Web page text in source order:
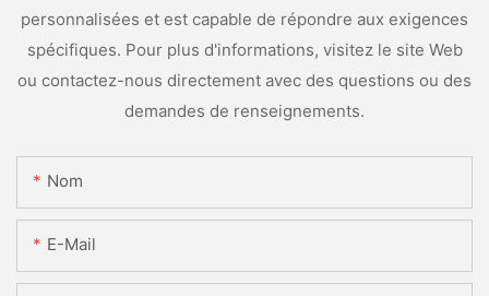
personnalisées et est capable de répondre aux exigences
spécifiques. Pour plus d'informations, visitez le site Web
ou contactez-nous directement avec des questions ou des
demandes de renseignements.
Nom
E-Mail